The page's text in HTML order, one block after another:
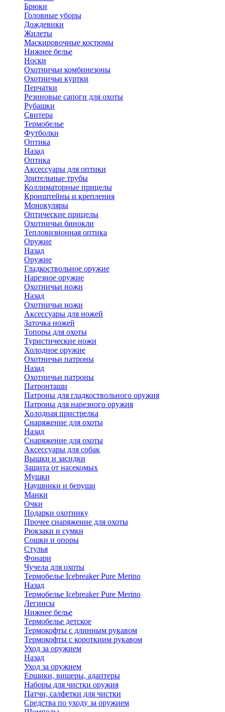
Брюки
Головные уборы
Дождевики
Жилеты
Маскировочные костюмы
Нижнее белье
Носки
Охотничьи комбинезоны
Охотничьи куртки
Перчатки
Резиновые сапоги для охоты
Рубашки
Свитера
Термобелье
Футболки
Оптика
Назад
Оптика
Аксессуары для оптики
Зрительные трубы
Коллиматорные прицелы
Кронштейны и крепления
Монокуляры
Оптические прицелы
Охотничьи бинокли
Тепловизионная оптика
Оружие
Назад
Оружие
Гладкоствольное оружие
Нарезное оружие
Охотничьи ножи
Назад
Охотничьи ножи
Аксессуары для ножей
Заточка ножей
Топоры для охоты
Туристические ножи
Холодное оружие
Охотничьи патроны
Назад
Охотничьи патроны
Патронташи
Патроны для гладкоствольного оружия
Патроны для нарезного оружия
Холодная пристрелка
Снаряжение для охоты
Назад
Снаряжение для охоты
Аксессуары для собак
Вышки и засидки
Защита от насекомых
Мушки
Наушники и беруши
Манки
Очки
Подарки охотнику
Прочее снаряжение для охоты
Рюкзаки и сумки
Сошки и опоры
Стулья
Фонари
Чучела для охоты
Термобелье Icebreaker Pure Merino
Назад
Термобелье Icebreaker Pure Merino
Легинсы
Нижнее белье
Термобелье детское
Термокофты с длинным рукавом
Термокофты с короткиим рукавом
Уход за оружием
Назад
Уход за оружием
Ершики, вишеры, адаптеры
Наборы для чистки оружия
Патчи, салфетки для чистки
Средства по уходу за оружием